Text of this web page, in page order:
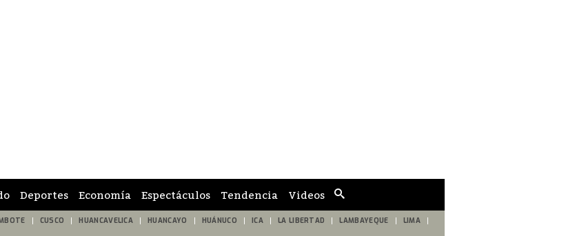
de
búsqueda
Deportes Economía Espectáculos Tendencia Videos
CUSCO HUANCAVELICA HUANCAYO HUÁNUCO ICA LA LIBERTAD LAMBAYEQUE LIMA